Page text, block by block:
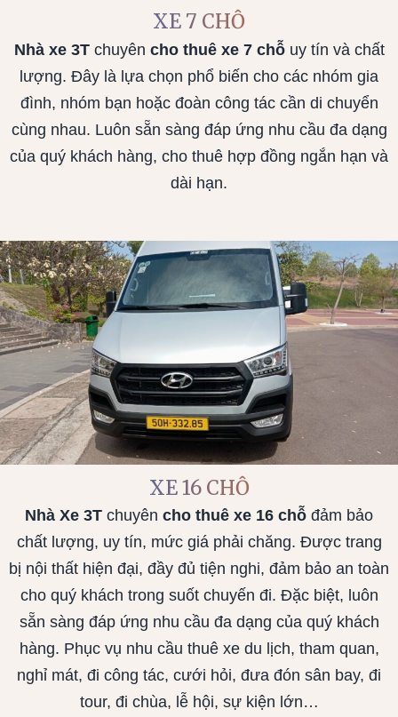
XE 7 CHỖ
Nhà xe 3Tchuyên cho thuê xe 7 chỗuy tín và chất
lượng. Đây là lựa chọn phổ biến cho các nhóm gia
đình, nhóm bạn hoặc đoàn công tác cần di chuyển
cùng nhau. Luôn sẵn sàng đáp ứng nhu cầu đa dạng
của quý khách hàng, cho thuê hợp đồng ngắn hạn và
dài hạn.
XE 16 CHỖ
Nhà Xe 3T chuyên cho thuê xe 16 chỗ đảm bảo
chất lượng, uy tín, mức giá phải chăng. Được trang
bị nội thất hiện đại, đầy đủ tiện nghi, đảm bảo an toàn
cho quý khách trong suốt chuyến đi. Đặc biệt, luôn
sẵn sàng đáp ứng nhu cầu đa dạng của quý khách
hàng. Phục vụ nhu cầu thuê xe du lịch, tham quan,
nghỉ mát, đi công tác, cưới hỏi, đưa đón sân bay, đi
tour, đi chùa, lễ hội, sự kiện lớn…